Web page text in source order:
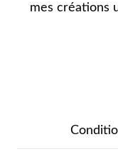
mes créations